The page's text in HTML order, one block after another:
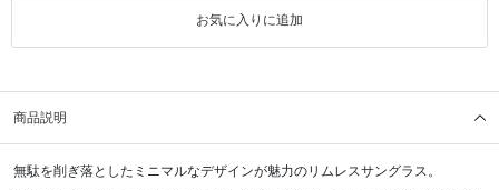
お気に入りに追加
商品説明
無駄を削ぎ落としたミニマルなデザインが魅力のリムレスサングラス。